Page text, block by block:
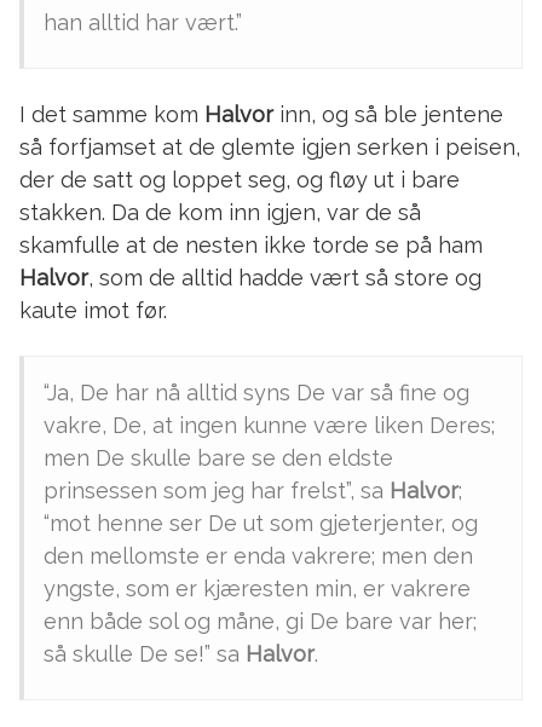
han alltid har vært.”
I det samme kom Halvorinn, og så ble jentene
så forfjamset at de glemte igjen serken i peisen,
der de satt og loppet seg, og fløy ut i bare
stakken. Da de kom inn igjen, var de så
skamfulle at de nesten ikke torde se på ham
Halvor, som de alltid hadde vært så store og
kaute imot før.
“Ja, De har nå alltid syns De var så fine og
vakre, De, at ingen kunne være liken Deres;
men De skulle bare se den eldste
prinsessen som jeg har frelst”, sa Halvor;
“mot henne ser De ut som gjeterjenter, og
den mellomste er enda vakrere; men den
yngste, som er kjæresten min, er vakrere
enn både sol og måne, gi De bare var her;
så skulle De se!” sa Halvor.